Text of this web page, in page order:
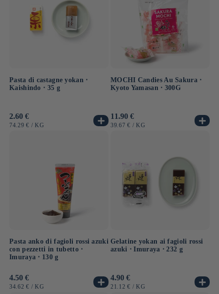
Pasta di castagne yokan ⋅
Kaishindo ⋅ 35 g
Prezzo
di
2.60 €
PREZZO
74.29 € / PER
KG
MOCHI Candies Au Sakura ⋅
Kyoto Yamasan ⋅ 300G
Prezzo
di
11.90 €
PREZZO
39.67 € / PER
KG
Pasta anko di fagioli rossi azuki
con pezzetti in tubetto ⋅
Imuraya ⋅ 130 g
Prezzo
di
4.50 €
PREZZO
34.62 € / PER
KG
Gelatine yokan ai fagioli rossi
azuki ⋅ Imuraya ⋅ 232 g
Prezzo
di
4.90 €
PREZZO
21.12 € / PER
KG